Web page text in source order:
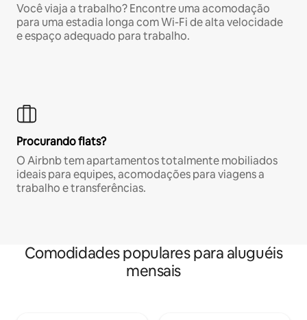
Você viaja a trabalho? Encontre uma acomodação
para uma estadia longa com Wi-Fi de alta velocidade
e espaço adequado para trabalho.
Procurando flats?
O Airbnb tem apartamentos totalmente mobiliados
ideais para equipes, acomodações para viagens a
trabalho e transferências.
Comodidades populares para aluguéis
mensais